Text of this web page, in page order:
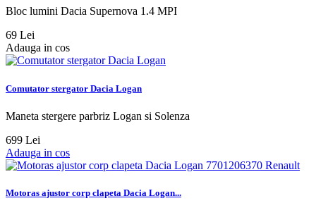
Bloc lumini Dacia Supernova 1.4 MPI
69 Lei
Adauga in cos
Comutator stergator Dacia Logan
Maneta stergere parbriz Logan si Solenza
699 Lei
Adauga in cos
Motoras ajustor corp clapeta Dacia Logan...